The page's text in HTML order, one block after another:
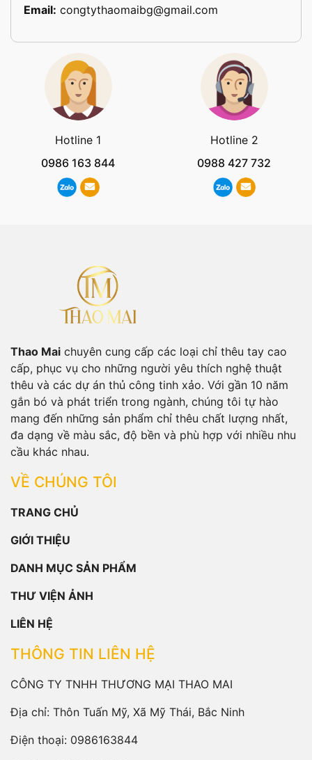
Email: congtythaomaibg@gmail.com
Hotline 1
0986 163 844
Hotline 2
0988 427 732
Thao Mai chuyên cung cấp các loại chỉ thêu tay cao
cấp, phục vụ cho những người yêu thích nghệ thuật
thêu và các dự án thủ công tinh xảo. Với gần 10 năm
gắn bó và phát triển trong ngành, chúng tôi tự hào
mang đến những sản phẩm chỉ thêu chất lượng nhất,
đa dạng về màu sắc, độ bền và phù hợp với nhiều nhu
cầu khác nhau.
VỀ CHÚNG TÔI
TRANG CHỦ
GIỚI THIỆU
DANH MỤC SẢN PHẨM
THƯ VIỆN ẢNH
LIÊN HỆ
THÔNG TIN LIÊN HỆ
CÔNG TY TNHH THƯƠNG MẠI THAO MAI
Địa chỉ: Thôn Tuấn Mỹ, Xã Mỹ Thái, Bắc Ninh
Điện thoại: 0986163844